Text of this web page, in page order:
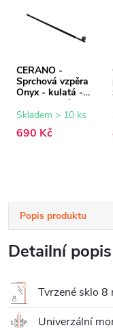
CERANO -
Sprchová vzpěra
Onyx - kulatá -
teleskopická -
černá matná - 77-
Skladem > 10 ks
690 Kč
Popis produktu
Detailní
Tvrzené sklo 8
Univerzální